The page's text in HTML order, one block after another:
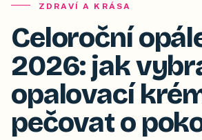
ZDRAVÍ A KRÁSA
Celoroční
2026: jak
opalovací
pečovat o